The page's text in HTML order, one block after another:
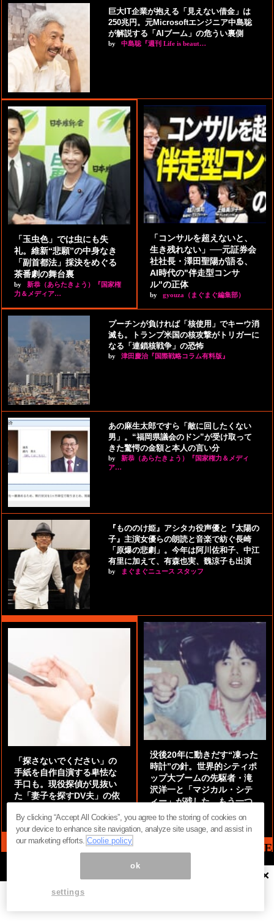
巨大IT企業が抱える「見えない借金」は
250兆円。元Microsoftエンジニア中島聡
が解説する「AIブーム」の危うい裏側
by 中島聡『週刊 Life is beaut…
「玉虫色」では虫にも失
礼。維新“悲願”の中身なき
「副首都法」採決をめぐる
茶番劇の舞台裏
by
新恭（あらたきょう）『国家権
力＆メディア…
「コンサルを超えないと、
生き残れない」──元証券会
社社長・澤田聖陽が語る、
AI時代の"伴走型コンサ
ル"の正体
by gyouza（まぐまぐ編集部）
プーチンが負ければ「核使用」でキーウ消
滅も。トランプ米国の核攻撃がトリガーに
なる「連鎖核戦争」の恐怖
by 津田慶治『国際戦略コラム有料版』
あの麻生太郎ですら「敵に回したくない
男」。“福岡県議会のドン”が受け取って
きた驚愕の金額と本人の言い分
by
新恭（あらたきょう）『国家権力＆メディ
ア…
『もののけ姫』アシタカ役声優と『太陽の
子』主演女優らの朗読と音楽で紡ぐ長崎
「原爆の悲劇」。今年は阿川佐和子、中江
有里に加えて、有森也実、魏涼子も出演
by まぐまぐニュース スタッフ
「探さないでください」の
手紙を自作自演する卑怯な
手口も。現役探偵が見抜い
た「妻子を探すDV夫」の依
by 阿部泰尚『伝説の探偵』
没後20年に動きだす“凍った
時計”の針。世界的シティポ
ップ大ブームの先駆者・滝
沢洋一と「マジカル・シテ
ィー」が残した、もう一つ
の『かぎりなき夏』
MAG2 NEWS HEADLINE
ページ内の商標は全て商標権者に属します。無断転載を禁じます。 ©
×
By clicking “Accept All Cookies”, you agree to the storing of cookies on
your device to enhance site navigation, analyze site usage, and assist in
our marketing efforts.Coolie policy
ok
settings